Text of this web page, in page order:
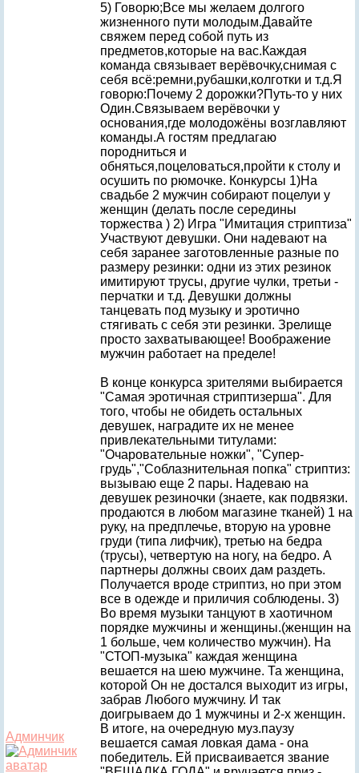
Админчик
5) Говорю;Все мы желаем долгого
жизненного пути молодым.Давайте
свяжем перед собой путь из
предметов,которые на вас.Каждая
команда связывает верёвочку,снимая с
себя всё:ремни,рубашки,колготки и т.д.Я
говорю:Почему 2 дорожки?Путь-то у них
Один.Связываем верёвочки у
основания,где молодожёны возглавляют
команды.А гостям предлагаю
породниться и
обняться,поцеловаться,пройти к столу и
осушить по рюмочке. Конкурсы 1)На
свадьбе 2 мужчин собирают поцелуи у
женщин (делать после середины
торжества ) 2) Игра "Имитация стриптиза"
Участвуют девушки. Они надевают на
себя заранее заготовленные разные по
размеру резинки: одни из этих резинок
имитируют трусы, другие чулки, третьи -
перчатки и т.д. Девушки должны
танцевать под музыку и эротично
стягивать с себя эти резинки. Зрелище
просто захватывающее! Воображение
мужчин работает на пределе!
В конце конкурса зрителями выбирается
"Самая эротичная стриптизерша". Для
того, чтобы не обидеть остальных
девушек, наградите их не менее
привлекательными титулами:
"Очаровательные ножки", "Супер-
грудь","Соблазнительная попка" стриптиз:
вызываю еще 2 пары. Надеваю на
девушек резиночки (знаете, как подвязки.
продаются в любом магазине тканей) 1 на
руку, на предплечье, вторую на уровне
груди (типа лифчик), третью на бедра
(трусы), четвертую на ногу, на бедро. А
партнеры должны своих дам раздеть.
Получается вроде стриптиз, но при этом
все в одежде и приличия соблюдены. 3)
Во время музыки танцуют в хаотичном
порядке мужчины и женщины.(женщин на
1 больше, чем количество мужчин). На
"СТОП-музыка" каждая женщина
вешается на шею мужчине. Та женщина,
которой Он не достался выходит из игры,
забрав Любого мужчину. И так
доигрываем до 1 мужчины и 2-х женщин.
В итоге, на очередную муз.паузу
вешается самая ловкая дама - она
победитель. Ей присваивается звание